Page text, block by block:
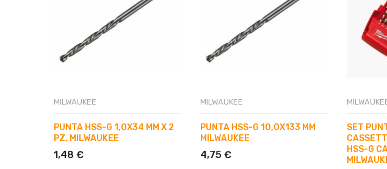
MILWAUKEE
PUNTA HSS-G 1,0X34 MM X 2
PZ. MILWAUKEE
1,48 €
MILWAUKEE
PUNTA HSS-G 10,0X133 MM
MILWAUKEE
4,75 €
SET
HSS-G